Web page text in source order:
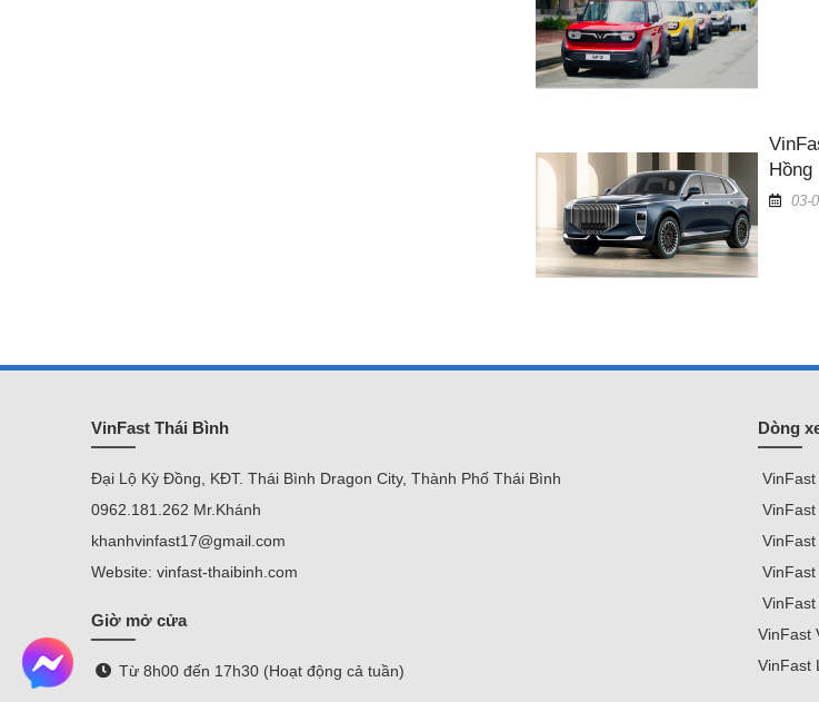
Hồng
03-
VinFast Thái Bình
Đại Lộ Kỳ Đồng, KĐT. Thái Bình Dragon City, Thành Phố Thái Bình
0962.181.262 Mr.Khánh
khanhvinfast17@gmail.com
Website: vinfast-thaibinh.com
Giờ mở cửa
Từ 8h00 đến 17h30 (Hoạt động cả tuần)
Dòng
VinFast
VinFast
VinFast
VinFast
VinFast
VinFast